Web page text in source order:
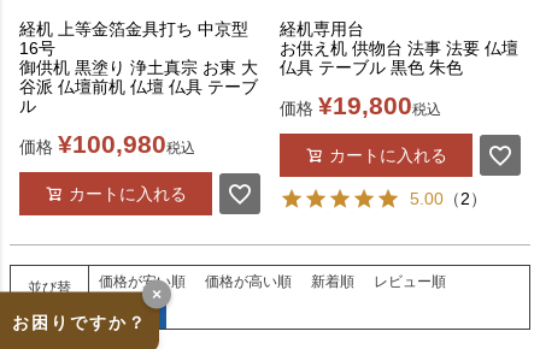
経机 上等金箔金具打ち 中京型
16号
御供机 黒塗り 浄土真宗 お東 大
谷派 仏壇前机 仏壇 仏具 テーブ
ル
価格 ¥100,980税込
カートに入れる
経机専用台
お供え机 供物台 法事 法要 仏壇
仏具 テーブル 黒色 朱色
価格 ¥19,800税込
カートに入れる
5.00 （2）
並び替
価格が安い順 価格が高い順 新着順
レビュー順
優先度順
お困りですか？
×